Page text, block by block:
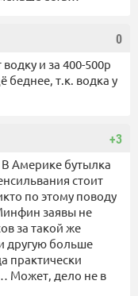
0
и за 400-500р
беднее, т.к. водка у
+3
Америке бутылка
стоит
по этому поводу
заявы не
за такой же
другую больше
практически
Может, дело не в